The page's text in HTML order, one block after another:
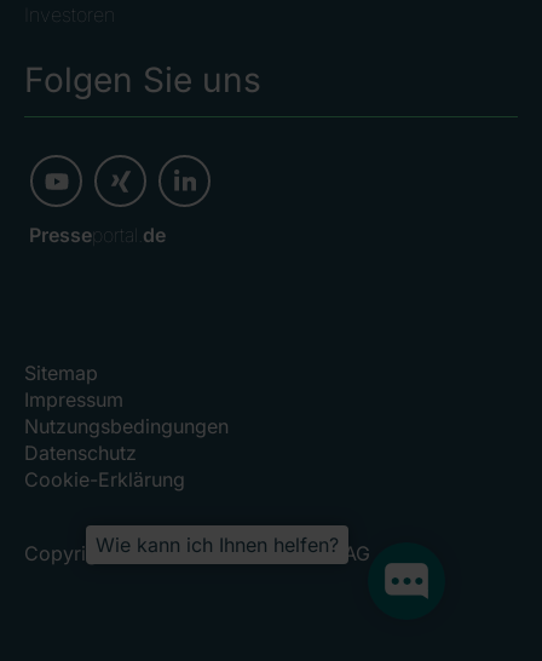
Investoren
Folgen Sie uns
Presseportal. de
Sitemap
Impressum
Nutzungsbedingungen
Datenschutz
Cookie-Erklärung
Copyright 2026, RHÖN-KLINIKUM AG
Wie kann ich Ihnen helfen?